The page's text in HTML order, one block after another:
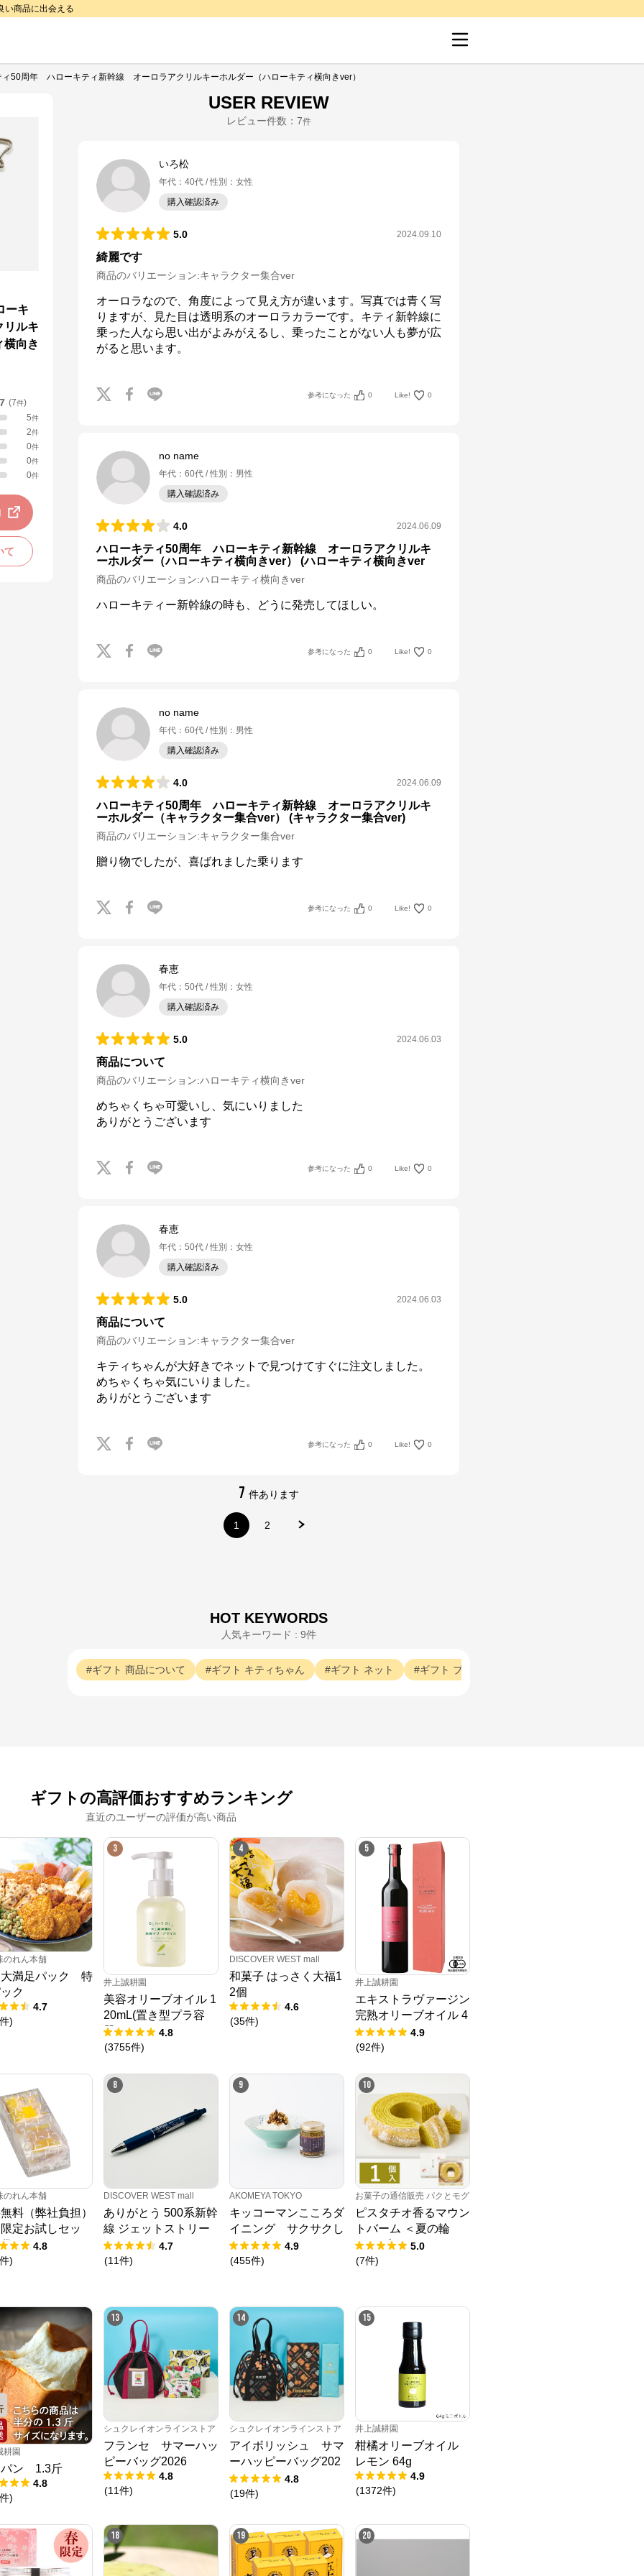
い商品に出会える
ィ50周年 ハローキティ新幹線 オーロラアクリルキーホルダー（ハローキティ横向きver）
ーキ
ルキ
横向き
(7件)
5件
2件
0件
0件
0件
て
USER REVIEW
レビュー件数： 7件
いろ松
年代 ： 40代 性別 ： 女性
購入確認済み
5.0 2024.09.10
綺麗です
商品のバリエーション:キャラクター集合ver
オーロラなので、角度によって見え方が違います。写真では青く写
りますが、見た目は透明系のオーロラカラーです。キティ新幹線に
乗った人なら思い出がよみがえるし、乗ったことがない人も夢が広
がると思います。
参考になった 0 Like! 0
no name
年代 ： 60代 性別 ： 男性
購入確認済み
4.0 2024.06.09
ハローキティ50周年 ハローキティ新幹線 オーロラアクリルキ
ーホルダー（ハローキティ横向きver） (ハローキティ横向きver
商品のバリエーション:ハローキティ横向きver
ハローキティー新幹線の時も、どうに発売してほしい。
参考になった 0 Like! 0
no name
年代 ： 60代 性別 ： 男性
購入確認済み
4.0 2024.06.09
ハローキティ50周年 ハローキティ新幹線 オーロラアクリルキ
ーホルダー（キャラクター集合ver） (キャラクター集合ver)
商品のバリエーション:キャラクター集合ver
贈り物でしたが、喜ばれました乗ります
参考になった 0 Like! 0
春恵
年代 ： 50代 性別 ： 女性
購入確認済み
5.0 2024.06.03
商品について
商品のバリエーション:ハローキティ横向きver
めちゃくちゃ可愛いし、気にいりました
ありがとうございます
参考になった 0 Like! 0
春恵
年代 ： 50代 性別 ： 女性
購入確認済み
5.0 2024.06.03
商品について
商品のバリエーション:キャラクター集合ver
キティちゃんが大好きでネットで見つけてすぐに注文しました。
めちゃくちゃ気にいりました。
ありがとうございます
参考になった 0 Like! 0
7 件あります
1 2
HOT KEYWORDS
人気キーワード : 9件
ギフト 商品について ギフト キティちゃん ギフト ネット ギフト プレゼント
ギフトの高評価おすすめランキング
直近のユーザーの評価が高い商品
のれん本舗
大満足パック 特
ク
4.7
件)
3
井上誠耕園
美容オリーブオイル 1
20mL(置き型プラ容
器)
4.8
(3755件)
4
DISCOVER WEST mall
和菓子 はっさく大福1
2個
4.6
(35件)
5
井上誠耕園
エキストラヴァージン
完熟オリーブオイル 4
50g
4.9
(92件)
のれん本舗
料（弊社負担）
定お試しセッ
4.8
件)
8
DISCOVER WEST mall
ありがとう 500系新幹
線 ジェットストリー
ム４＆１
4.7
(11件)
9
AKOMEYA TOKYO
キッコーマンこころダ
イニング サクサクし
ょうゆアーモンド ペ
ッパー＆スモーク風味
4.9
(455件)
10
お菓子の通信販売 パクとモグ
ピスタチオ香るマウン
トバーム ＜夏の輪
＞ 1山
5.0
(7件)
耕園
パン 1.3斤
4.8
件)
13
シュクレイオンラインストア
フランセ サマーハッ
ピーバッグ2026
4.8
(11件)
14
シュクレイオンラインストア
アイボリッシュ サマ
ーハッピーバッグ202
6
4.8
(19件)
15
井上誠耕園
柑橘オリーブオイル
レモン 64g
4.9
(1372件)
18 19 20
DISCOVER WEST mallからのコメント